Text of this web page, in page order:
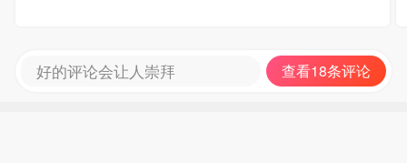
好的评论会让人崇拜 查看18条评论